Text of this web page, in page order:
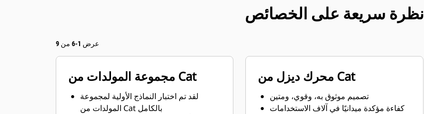
نظرة سريعة على الخصائص
عرض 1-6 من 9
مجموعة المولدات من Cat
لقد تم اختبار النماذج الأولية لمجموعة
المولدات من Cat بالكامل
محرك ديزل من Cat
تصميم موثوق به، وقوي، ومتين
كفاءة مؤكدة ميدانيًا في آلاف الاستخدامات